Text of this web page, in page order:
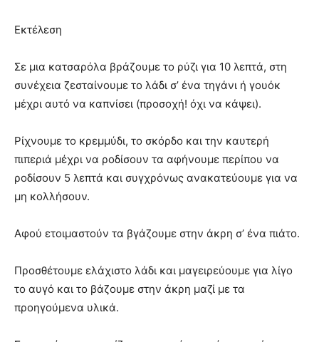
Εκτέλεση
Σε μια κατσαρόλα βράζουμε το ρύζι για 10 λεπτά, στη
συνέχεια ζεσταίνουμε το λάδι σ’ ένα τηγάνι ή γουόκ
μέχρι αυτό να καπνίσει (προσοχή! όχι να κάψει).
Ρίχνουμε το κρεμμύδι, το σκόρδο και την καυτερή
πιπεριά μέχρι να ροδίσουν τα αφήνουμε περίπου να
ροδίσουν 5 λεπτά και συγχρόνως ανακατεύουμε για να
μη κολλήσουν.
Αφού ετοιμαστούν τα βγάζουμε στην άκρη σ’ ένα πιάτο.
Προσθέτουμε ελάχιστο λάδι και μαγειρεύουμε για λίγο
το αυγό και το βάζουμε στην άκρη μαζί με τα
προηγούμενα υλικά.